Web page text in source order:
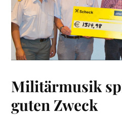
Militärmusik
guten Zweck